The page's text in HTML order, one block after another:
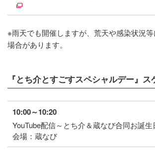
※雨天でも開催しますが、荒天や感染状況
場合があります。
『とち介とすごすスペシャルデー』
10:00～10:20
YouTube配信～とち介＆蔵なび合同お誕生
会場：蔵なび